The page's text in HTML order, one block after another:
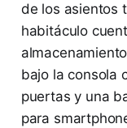
de los asientos
habitáculo
bajo la consola
puertas y una
para